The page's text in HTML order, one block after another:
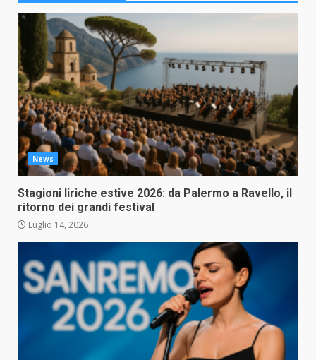
News
Stagioni liriche estive 2026: da Palermo a Ravello, il
ritorno dei grandi festival
Luglio 14, 2026